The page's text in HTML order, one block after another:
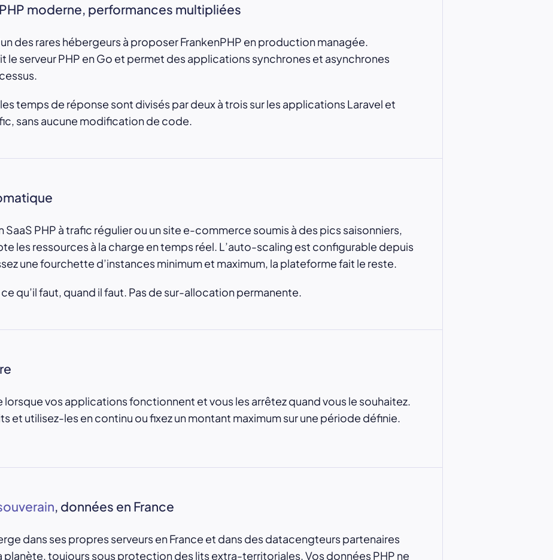
moderne, performances multipliées
des rares hébergeurs à proposer FrankenPHP en production managée.
le serveur PHP en Go et permet des applications synchrones et asynchrones
temps de réponse sont divisés par deux à trois sur les applications Laravel et
sans aucune modification de code.
SaaS PHP à trafic régulier ou un site e-commerce soumis à des pics saisonniers,
les ressources à la charge en temps réel. L’auto-scaling est configurable depuis
une fourchette d’instances minimum et maximum, la plateforme fait le reste.
qu’il faut, quand il faut. Pas de sur-allocation permanente.
lorsque vos applications fonctionnent et vous les arrêtez quand vous le souhaitez.
et utilisez-les en continu ou fixez un montant maximum sur une période définie.
, données en France
dans ses propres serveurs en France et dans des datacengteurs partenaires
planète, toujours sous protection des lits extra-territoriales. Vos données PHP ne